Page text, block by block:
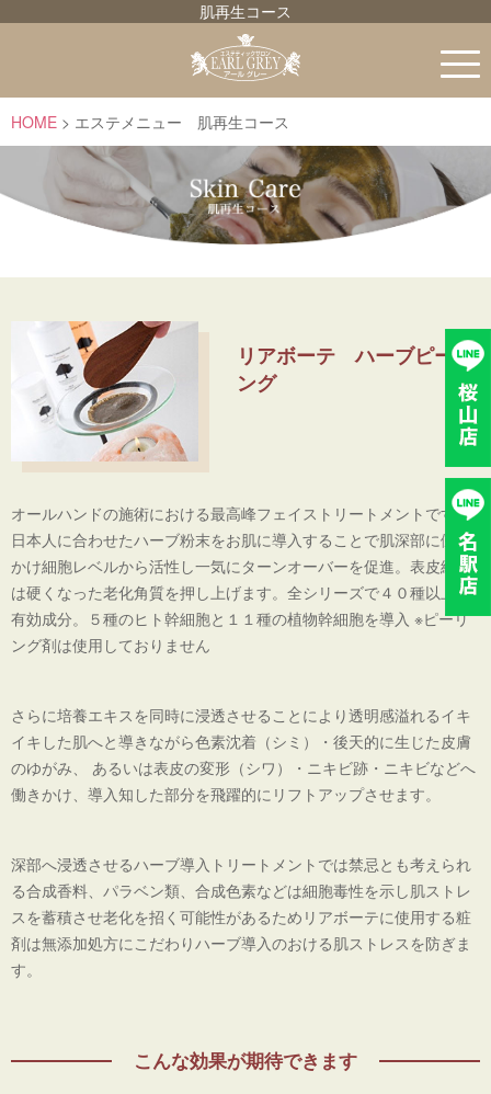
肌再生コース
HOME エステメニュー 肌再生コース
リアボーテ ハーブピーリ
ング
オールハンドの施術における最高峰フェイストリートメントです。
日本人に合わせたハーブ粉末をお肌に導入することで肌深部に働き
かけ細胞レベルから活性し一気にターンオーバーを促進。表皮細胞
は硬くなった老化角質を押し上げます。全シリーズで４０種以上の
有効成分。５種のヒト幹細胞と１１種の植物幹細胞を導入 ※ピーリ
ング剤は使用しておりません
さらに培養エキスを同時に浸透させることにより透明感溢れるイキ
イキした肌へと導きながら色素沈着（シミ）・後天的に生じた皮膚
のゆがみ、 あるいは表皮の変形（シワ）・ニキビ跡・ニキビなどへ
働きかけ、導入知した部分を飛躍的にリフトアップさせます。
深部へ浸透させるハーブ導入トリートメントでは禁忌とも考えられ
る合成香料、パラベン類、合成色素などは細胞毒性を示し肌ストレ
スを蓄積させ老化を招く可能性があるためリアボーテに使用する粧
剤は無添加処方にこだわりハーブ導入のおける肌ストレスを防ぎま
す。
こんな効果が期待できます